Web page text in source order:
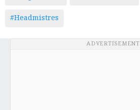
#Headmistres
ADVERTISEMENT